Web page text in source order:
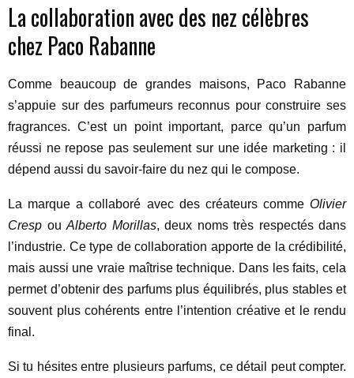
La collaboration avec des nez célèbres
chez Paco Rabanne
Comme beaucoup de grandes maisons, Paco Rabanne
s’appuie sur des parfumeurs reconnus pour construire ses
fragrances. C’est un point important, parce qu’un parfum
réussi ne repose pas seulement sur une idée marketing : il
dépend aussi du savoir-faire du nez qui le compose.
La marque a collaboré avec des créateurs comme Olivier
Cresp ou Alberto Morillas, deux noms très respectés dans
l’industrie. Ce type de collaboration apporte de la crédibilité,
mais aussi une vraie maîtrise technique. Dans les faits, cela
permet d’obtenir des parfums plus équilibrés, plus stables et
souvent plus cohérents entre l’intention créative et le rendu
final.
Si tu hésites entre plusieurs parfums, ce détail peut compter.